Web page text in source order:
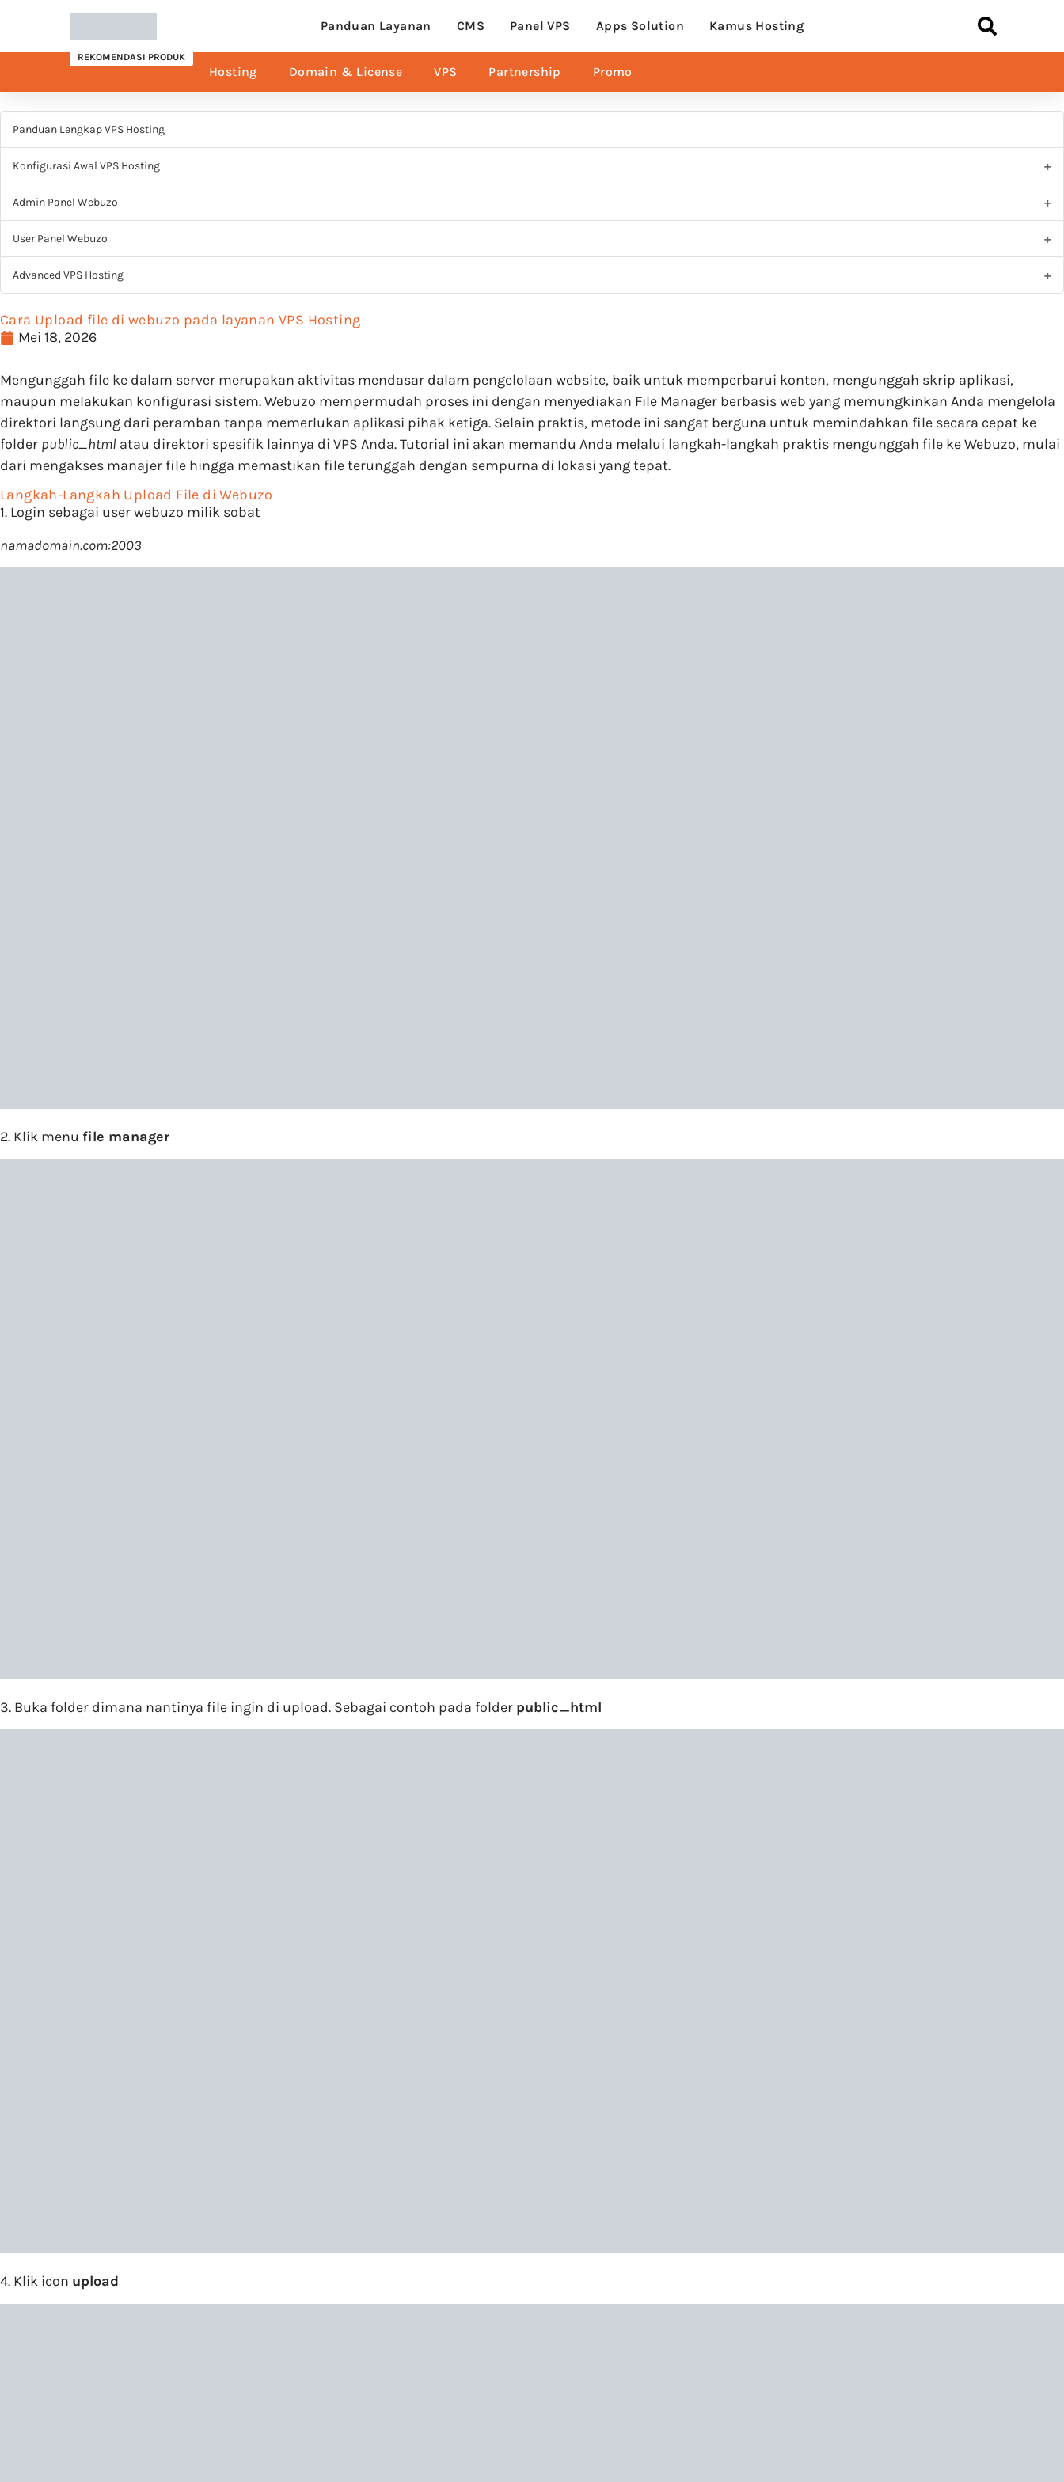
Panduan Layanan CMS Panel VPS Apps Solution Kamus Hosting
REKOMENDASI PRODUK
Hosting Domain & License VPS Partnership Promo
Panduan Lengkap VPS Hosting
Konfigurasi Awal VPS Hosting
Admin Panel Webuzo
User Panel Webuzo
Advanced VPS Hosting
Cara Upload file di webuzo pada layanan VPS Hosting
Mei 18, 2026
Mengunggah file ke dalam server merupakan aktivitas mendasar dalam pengelolaan website, baik untuk memperbarui konten, mengunggah skrip aplikasi,
maupun melakukan konfigurasi sistem. Webuzo mempermudah proses ini dengan menyediakan File Manager berbasis web yang memungkinkan Anda mengelola
direktori langsung dari peramban tanpa memerlukan aplikasi pihak ketiga. Selain praktis, metode ini sangat berguna untuk memindahkan file secara cepat ke
folder public_html atau direktori spesifik lainnya di VPS Anda. Tutorial ini akan memandu Anda melalui langkah-langkah praktis mengunggah file ke Webuzo, mulai
dari mengakses manajer file hingga memastikan file terunggah dengan sempurna di lokasi yang tepat.
Langkah-Langkah Upload File di Webuzo
1. Login sebagai user webuzo milik sobat
namadomain.com:2003
2. Klik menu file manager
3. Buka folder dimana nantinya file ingin di upload. Sebagai contoh pada folder public_html
4. Klik icon upload